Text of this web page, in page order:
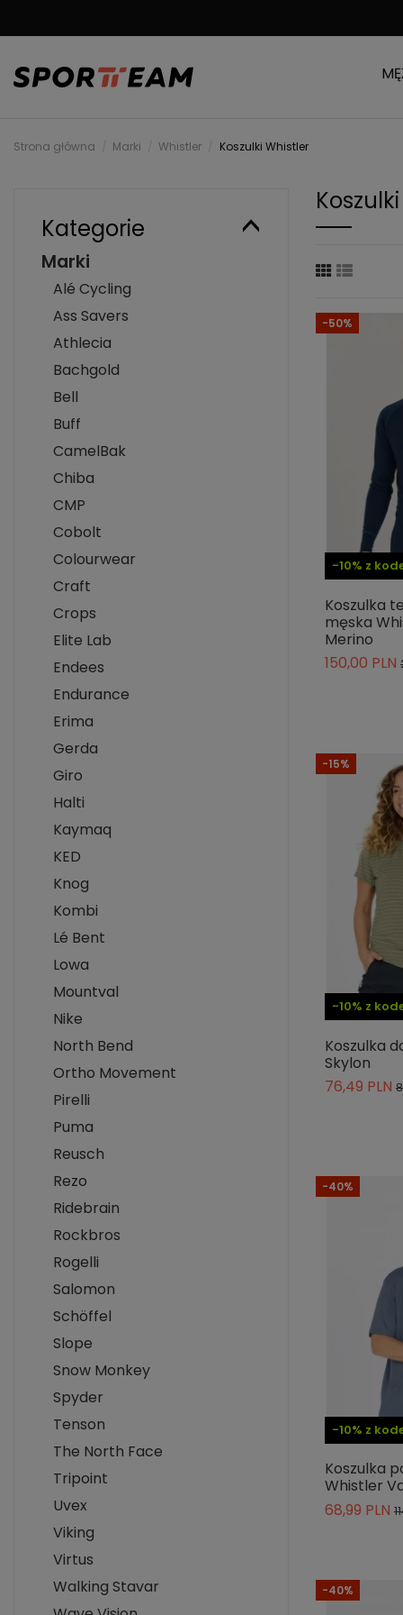
Strona główna Marki Whistler Koszulki Whistler
-10% z
-50%
Koszulka
męska
Merino
150,00 PLN
-10% z
-15%
Koszulka
Skylon
76,49 PLN
-10% z
-40%
Koszulka
Whistler
68,99 PLN
-40%
Kategorie
Marki
Alé Cycling
Ass Savers
Athlecia
Bachgold
Bell
Buff
CamelBak
Chiba
CMP
Cobolt
Colourwear
Craft
Crops
Elite Lab
Endees
Endurance
Erima
Gerda
Giro
Halti
Kaymaq
KED
Knog
Kombi
Lé Bent
Lowa
Mountval
Nike
North Bend
Ortho Movement
Pirelli
Puma
Reusch
Rezo
Ridebrain
Rockbros
Rogelli
Salomon
Schöffel
Slope
Snow Monkey
Spyder
Tenson
The North Face
Tripoint
Uvex
Viking
Virtus
Walking Stavar